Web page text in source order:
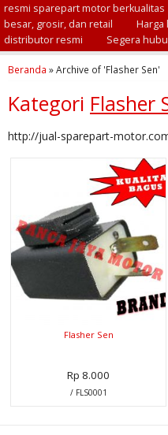
resmi sparepart motor berkualitas
besar, grosir, dan retail
Harga
distributor resmi
Segera
Beranda »Archive of 'Flasher Sen'
Kategori Flasher
http://jual-sparepart-
Flasher Sen
Rp 8.000
/ FLS0001